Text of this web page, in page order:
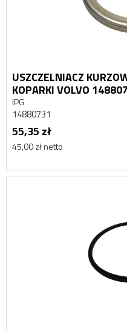
USZCZELNIACZ
KOPARKI VOLVO
IPG
14880731
55,35 zł
45,00 zł netto